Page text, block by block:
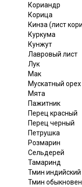
Кориандр
Корица
Кинза (лист
Куркума
Кунжут
Лавровый лист
Лук
Мак
Мускатный орех
Мята
Пажитник
Перец красный
Перец черный
Петрушка
Розмарин
Сельдерей
Тамаринд
Тмин индийский
Тмин